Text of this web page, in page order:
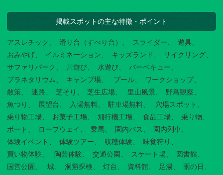
掲載スポットの主な特徴・ポイント
アスレチック 滑り台（すべり台） スライダー
遊具
おみやげ
イルミネーション キッズランド
サイクリング
サファリパーク
川遊び 水遊び
バーベキュー
プラネタリウム
キャンプ場 プール
ワークショップ
散策
迷路 芝そり 芝生広場 里山風景
野鳥観察
魚つり
展望台 入場無料 駐車場無料
穴場スポット
乗り物工場
お菓子工場 飛行機工場 食品工場
乗り物
ボート
ロープウェイ 乗馬 園内バス
園内列車
体験イベント
体験ツアー 収穫体験
味覚狩り
買い物体験
陶芸体験 交通公園 スケート場
図書館
国営公園
城 洞窟探検 灯台 資料館 足湯 雨の日